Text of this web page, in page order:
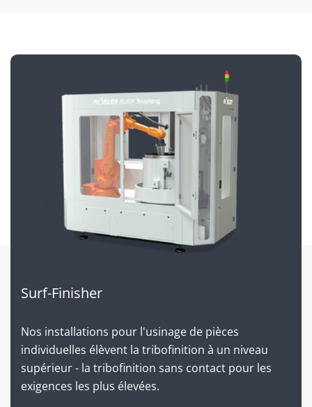
Surf-Finisher
Nos installations pour l'usinage de pièces
individuelles élèvent la tribofinition à un niveau
supérieur - la tribofinition sans contact pour les
exigences les plus élevées.